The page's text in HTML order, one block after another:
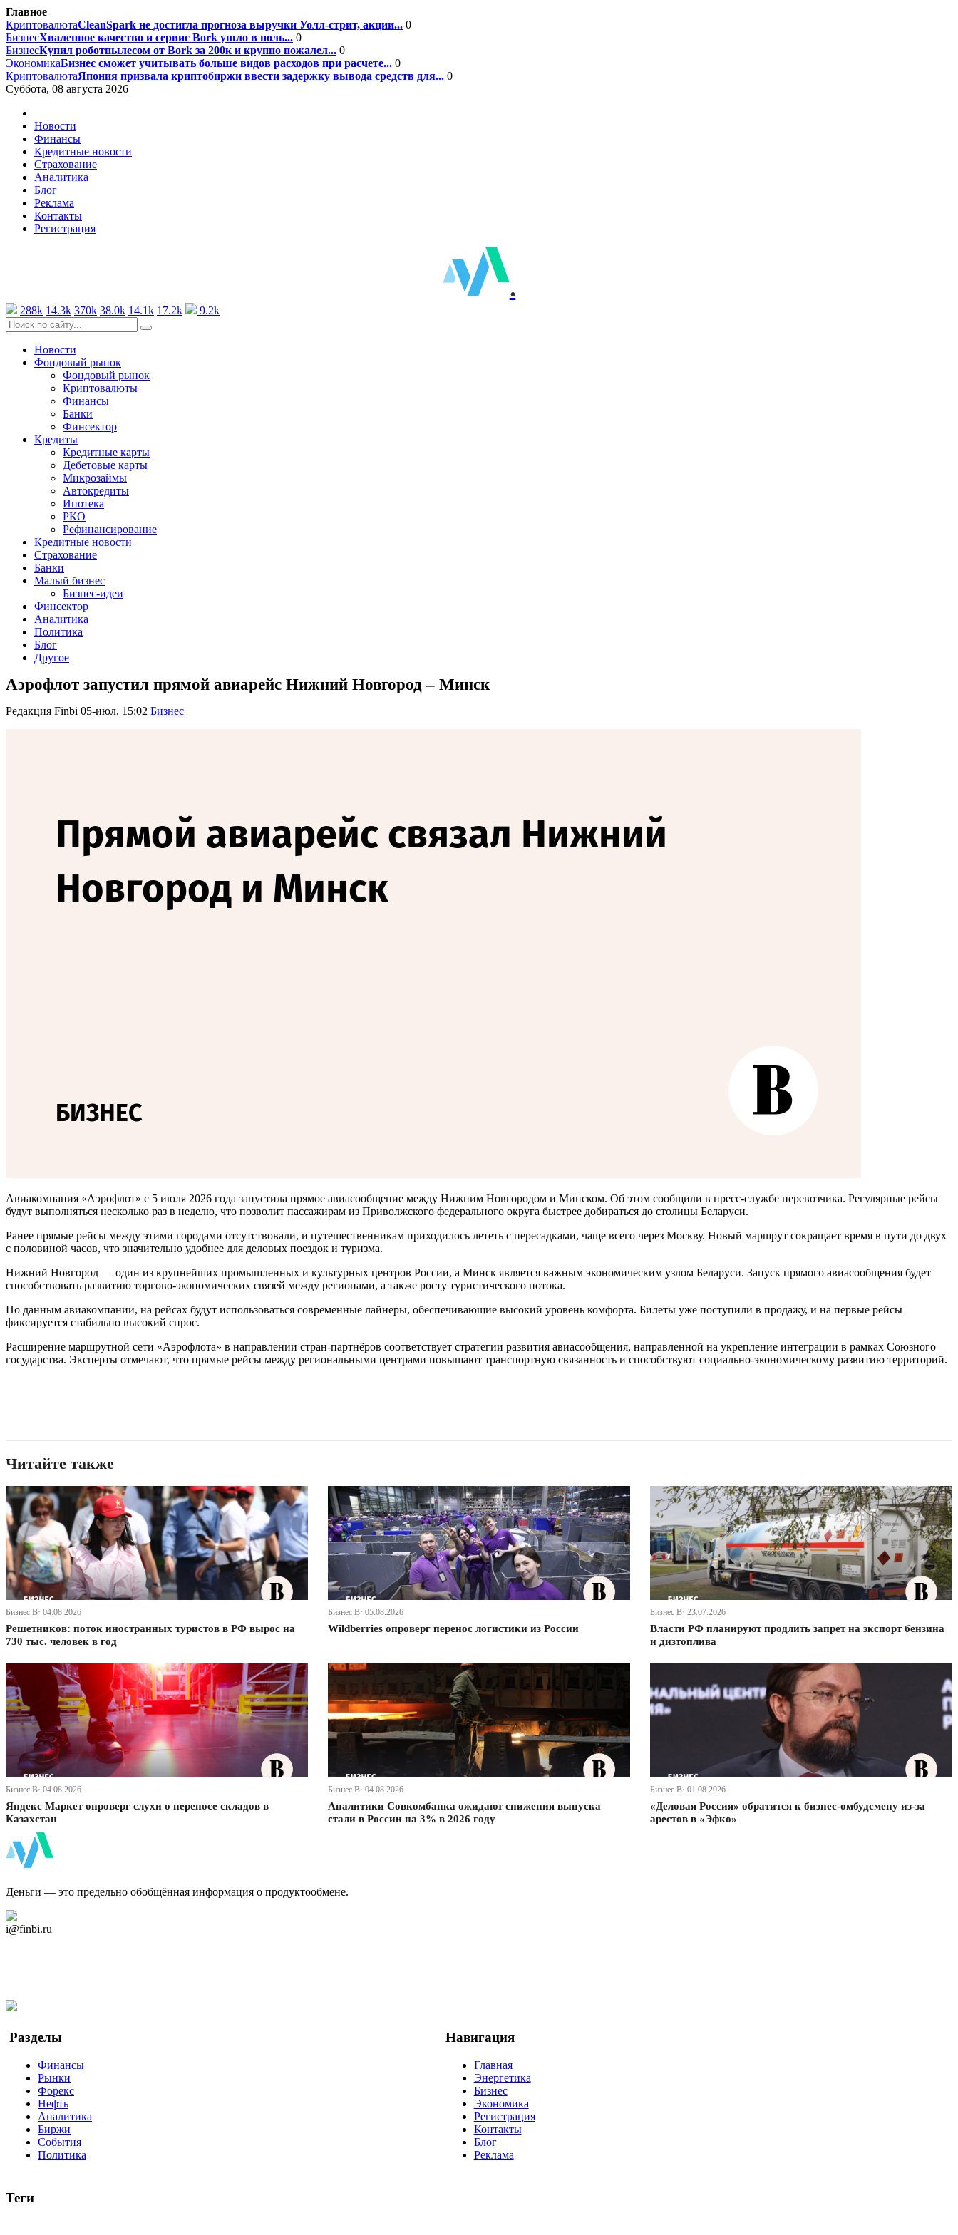
Главное
КриптовалютаCleanSpark не достигла прогноза выручки Уолл-стрит, акции... 0
БизнесХваленное качество и сервис Bork ушло в ноль... 0
БизнесКупил роботпылесом от Bork за 200к и крупно пожалел... 0
ЭкономикаБизнес сможет учитывать больше видов расходов при расчете... 0
КриптовалютаЯпония призвала криптобиржи ввести задержку вывода средств для... 0
Суббота, 08 августа 2026
Новости
Финансы
Кредитные новости
Страхование
Аналитика
Блог
Реклама
Контакты
Регистрация
.
288k 14.3k 370k 38.0k 14.1k 17.2k 9.2k
Новости
Фондовый рынок
Фондовый рынок
Криптовалюты
Финансы
Банки
Финсектор
Кредиты
Кредитные карты
Дебетовые карты
Микрозаймы
Автокредиты
Ипотека
РКО
Рефинансирование
Кредитные новости
Страхование
Банки
Малый бизнес
Бизнес-идеи
Финсектор
Аналитика
Политика
Блог
Другое
Аэрофлот запустил прямой авиарейс Нижний Новгород – Минск
Редакция Finbi 05-июл, 15:02 Бизнес
Авиакомпания «Аэрофлот» с 5 июля 2026 года запустила прямое авиасообщение между Нижним Новгородом и Минском. Об этом сообщили в пресс-службе перевозчика. Регулярные рейсы
будут выполняться несколько раз в неделю, что позволит пассажирам из Приволжского федерального округа быстрее добираться до столицы Беларуси.
Ранее прямые рейсы между этими городами отсутствовали, и путешественникам приходилось лететь с пересадками, чаще всего через Москву. Новый маршрут сокращает время в пути до двух
с половиной часов, что значительно удобнее для деловых поездок и туризма.
Нижний Новгород — один из крупнейших промышленных и культурных центров России, а Минск является важным экономическим узлом Беларуси. Запуск прямого авиасообщения будет
способствовать развитию торгово-экономических связей между регионами, а также росту туристического потока.
По данным авиакомпании, на рейсах будут использоваться современные лайнеры, обеспечивающие высокий уровень комфорта. Билеты уже поступили в продажу, и на первые рейсы
фиксируется стабильно высокий спрос.
Расширение маршрутной сети «Аэрофлота» в направлении стран-партнёров соответствует стратегии развития авиасообщения, направленной на укрепление интеграции в рамках Союзного
государства. Эксперты отмечают, что прямые рейсы между региональными центрами повышают транспортную связанность и способствуют социально-экономическому развитию территорий.
Читайте также
Бизнес В· 04.08.2026
Решетников: поток иностранных туристов в РФ вырос на
730 тыс. человек в год
Бизнес В· 05.08.2026
Wildberries опроверг перенос логистики из России
Бизнес В· 23.07.2026
Власти РФ планируют продлить запрет на экспорт бензина
и дизтоплива
Бизнес В· 04.08.2026
Яндекс Маркет опроверг слухи о переносе складов в
Казахстан
Бизнес В· 04.08.2026
Аналитики Совкомбанка ожидают снижения выпуска
стали в России на 3% в 2026 году
Бизнес В· 01.08.2026
«Деловая Россия» обратится к бизнес-омбудсмену из-за
арестов в «Эфко»
Деньги — это предельно обобщённая информация о продуктообмене.
i@finbi.ru
Разделы
Финансы
Рынки
Форекс
Нефть
Аналитика
Биржи
События
Политика
Навигация
Главная
Энергетика
Бизнес
Экономика
Регистрация
Контакты
Блог
Реклама
Теги